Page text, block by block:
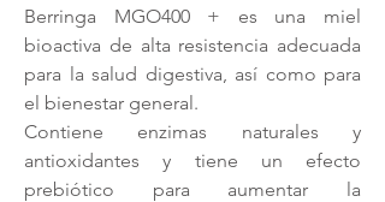
Berringa MGO400 + es una miel
bioactiva de alta resistencia adecuada
para la salud digestiva, así como para
el bienestar general.
Contiene enzimas naturales y
antioxidantes y tiene un efecto
prebiótico para aumentar la